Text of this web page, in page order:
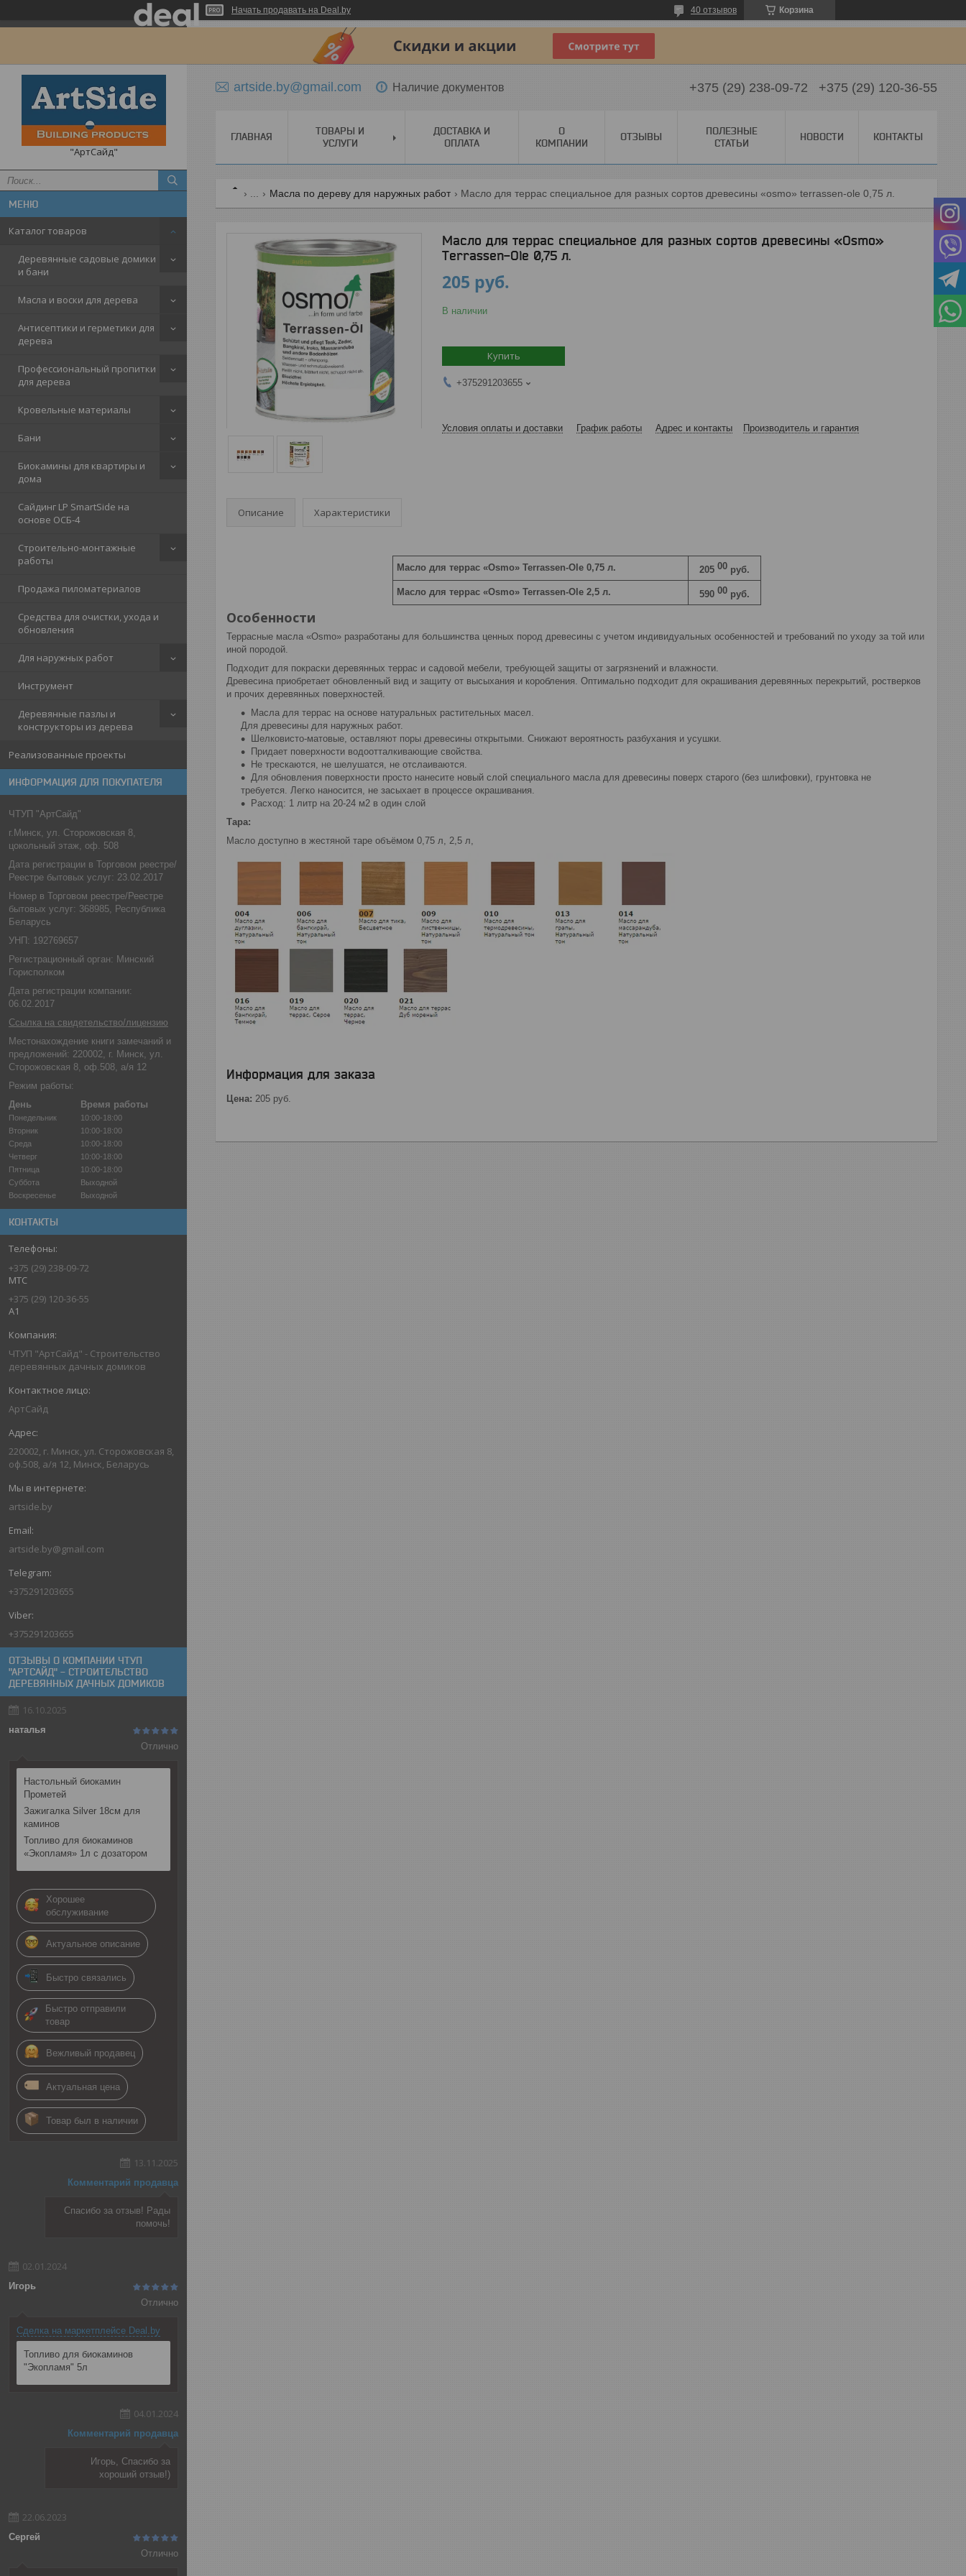
Начать продавать на Deal.by Корзина
40 отзывов
"АртСайд"
Каталог товаров
Деревянные садовые домики
и бани
Масла и воски для дерева
Антисептики и герметики для
дерева
Профессиональный пропитки
для дерева
Кровельные материалы
Бани
Биокамины для квартиры и
дома
Сайдинг LP SmartSide на
основе ОСБ-4
Строительно-монтажные
работы
Продажа пиломатериалов
Средства для очистки, ухода и
обновления
Для наружных работ
Инструмент
Деревянные пазлы и
конструкторы из дерева
Реализованные проекты
ИНФОРМАЦИЯ ДЛЯ ПОКУПАТЕЛЯ
ЧТУП "АртСайд"
г.Минск, ул. Сторожовская 8,
цокольный этаж, оф. 508
Дата регистрации в Торговом реестре/
Реестре бытовых услуг: 23.02.2017
Номер в Торговом реестре/Реестре
бытовых услуг: 368985, Республика
Беларусь
УНП: 192769657
Регистрационный орган: Минский
Горисполком
Дата регистрации компании:
06.02.2017
Ссылка на свидетельство/лицензию
Местонахождение книги замечаний и
предложений: 220002, г. Минск, ул.
Сторожовская 8, оф.508, а/я 12
Режим работы:
День
Время работы
Понедельник
10:00-18:00
Вторник
10:00-18:00
Среда
10:00-18:00
Четверг
10:00-18:00
Пятница
10:00-18:00
Суббота
Выходной
Воскресенье
Выходной
КОНТАКТЫ
+375 (29) 238-09-72
МТС
+375 (29) 120-36-55
А1
ЧТУП "АртСайд" - Строительство
деревянных дачных домиков
АртСайд
220002, г. Минск, ул. Сторожовская 8,
оф.508, а/я 12, Минск, Беларусь
artside.by
artside.by@gmail.com
+375291203655
+375291203655
ОТЗЫВЫ О КОМПАНИИ ЧТУП
"АРТСАЙД" - СТРОИТЕЛЬСТВО
ДЕРЕВЯННЫХ ДАЧНЫХ ДОМИКОВ
16.10.2025
наталья
Отлично
Настольный биокамин
Прометей
Зажигалка Silver 18см для
каминов
Топливо для биокаминов
«Экопламя» 1л с дозатором
Хорошее
обслуживание
Актуальное описание
Быстро связались
Быстро отправили
товар
Вежливый продавец
Актуальная цена
Товар был в наличии
13.11.2025
Комментарий продавца
Спасибо за отзыв! Рады
помочь!
02.01.2024
Игорь
Отлично
Сделка на маркетплейсе Deal.by
Топливо для биокаминов
"Экопламя" 5л
04.01.2024
Комментарий продавца
Игорь, Спасибо за
хороший отзыв!)
22.06.2023
Сергей
Отлично
artside.by@gmail.com Наличие документов +375 (29) 238-09-72 +375 (29) 120-36-55
ГЛАВНАЯ
ТОВАРЫ И
УСЛУГИ
ДОСТАВКА И
ОПЛАТА
О
КОМПАНИИ
ОТЗЫВЫ
ПОЛЕЗНЫЕ
СТАТЬИ
НОВОСТИ КОНТАКТЫ
Масла по дереву для наружных работ Масло для террас специальное для разных сортов древесины «osmo» terrassen-ole 0,75 л.
Масло для террас специальное для разных сортов древесины «Osmo»
Terrassen-Ole 0,75 л.
205 руб.
В наличии
Купить
+375291203655
Условия оплаты и доставки График работы Адрес и контакты Производитель и гарантия
Описание Характеристики
Масло для террас «Osmo» Terrassen-Ole 0,75 л. 205 00руб.
Масло для террас «Osmo» Terrassen-Ole 2,5 л. 590 00руб.
Особенности
Террасные масла «Osmo» разработаны для большинства ценных пород древесины с учетом индивидуальных особенностей и требований по уходу за той или
иной породой.
Подходит для покраски деревянных террас и садовой мебели, требующей защиты от загрязнений и влажности.
Древесина приобретает обновленный вид и защиту от высыхания и коробления. Оптимально подходит для окрашивания деревянных перекрытий, ростверков
и прочих деревянных поверхностей.
Масла для террас на основе натуральных растительных масел.
Для древесины для наружных работ.
Шелковисто-матовые, оставляют поры древесины открытыми. Снижают вероятность разбухания и усушки.
Придает поверхности водоотталкивающие свойства.
Не трескаются, не шелушатся, не отслаиваются.
Для обновления поверхности просто нанесите новый слой специального масла для древесины поверх старого (без шлифовки), грунтовка не
требуется. Легко наносится, не засыхает в процессе окрашивания.
Расход: 1 литр на 20-24 м2 в один слой
Тара:
Масло доступно в жестяной таре объёмом 0,75 л, 2,5 л,
Информация для заказа
Цена: 205 руб.